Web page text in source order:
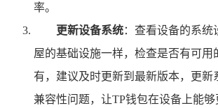
率。
更新设备系统：查看设备的系统
屋的基础设施一样，检查是否有可用
有，建议及时更新到最新版本，更新
兼容性问题，让TP钱包在设备上能